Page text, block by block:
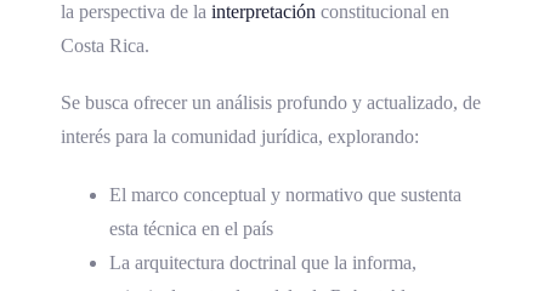
la perspectiva de la interpretación constitucional en
Costa Rica.
Se busca ofrecer un análisis profundo y actualizado, de
interés para la comunidad jurídica, explorando:
El marco conceptual y normativo que sustenta
esta técnica en el país
La arquitectura doctrinal que la informa,